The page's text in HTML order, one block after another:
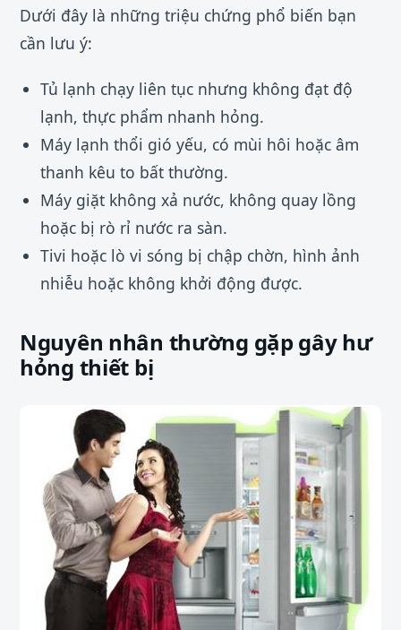
Dưới đây là những triệu chứng phổ biến bạn
cần lưu ý:
Tủ lạnh chạy liên tục nhưng không đạt độ
lạnh, thực phẩm nhanh hỏng.
Máy lạnh thổi gió yếu, có mùi hôi hoặc âm
thanh kêu to bất thường.
Máy giặt không xả nước, không quay lồng
hoặc bị rò rỉ nước ra sàn.
Tivi hoặc lò vi sóng bị chập chờn, hình ảnh
nhiễu hoặc không khởi động được.
Nguyên nhân thường gặp gây hư
hỏng thiết bị